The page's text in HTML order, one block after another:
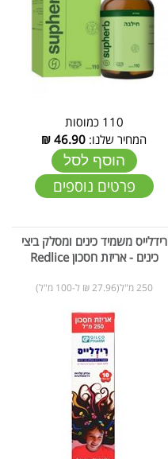
110 כמוסות
המחיר שלנו: 46.90
₪
הוסף לסל
פרטים נוספים
רידלייס משמיד כינים ומסלק ביצי
כינים - אריזת חסכון Redlice
250 מ"ל(27.96 ₪ ל-100 מ"ל)